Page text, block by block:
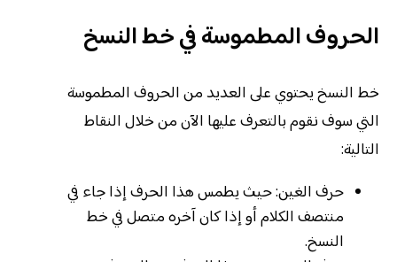
الحروف المطموسة في خط النسخ
خط النسخ يحتوي على العديد من الحروف المطموسة
التي سوف نقوم بالتعرف عليها الآن من خلال النقاط
التالية:
حرف الغين: حيث يطمس هذا الحرف إذا جاء في
منتصف الكلام أو إذا كان آخره متصل في خط
النسخ.